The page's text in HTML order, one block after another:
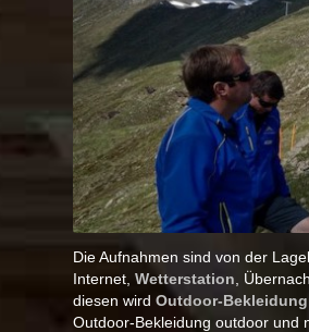
Die Aufnahmen sind von der
Internet, Wetterstation ,
diesen wird Outdoor-Bekleidung
Outdoor-Bekleidung outdoor und